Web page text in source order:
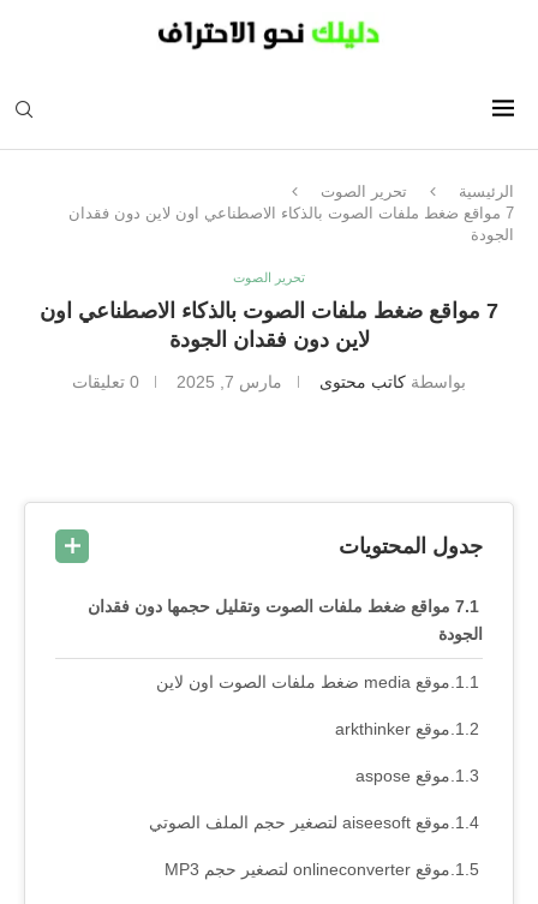
الرئيسية
تحرير الصوت
7 مواقع ضغط ملفات الصوت بالذكاء الاصطناعي اون لاين دون فقدان
الجودة
تحرير الصوت
7 مواقع ضغط ملفات الصوت بالذكاء الاصطناعي اون
لاين دون فقدان الجودة
بواسطة كاتب محتوى مارس 7, 2025 0 تعليقات
جدول المحتويات
7 مواقع ضغط ملفات الصوت وتقليل حجمها دون فقدان
الجودة
موقع media ضغط ملفات الصوت اون لاين
موقع arkthinker
موقع aspose
موقع aiseesoft لتصغير حجم الملف الصوتي
موقع onlineconverter لتصغير حجم MP3